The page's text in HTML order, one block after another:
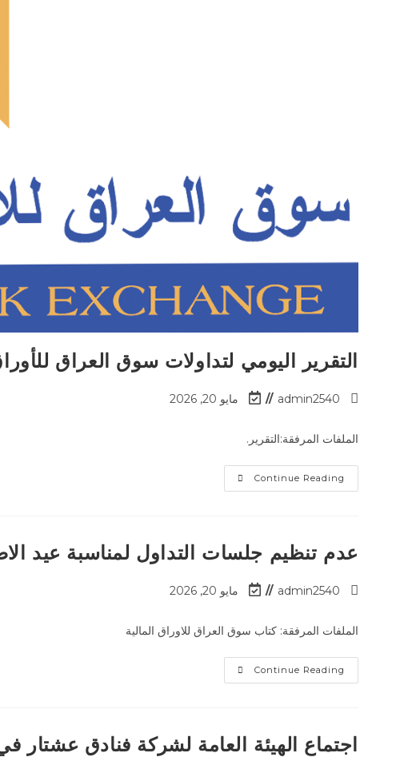
التقرير اليومي لتداولات سوق العراق للأوراق المالية
admin2540 مايو 20, 2026
الملفات المرفقة:التقرير.
Continue Reading
عدم تنظيم جلسات التداول لمناسبة عيد
admin2540 مايو 20, 2026
الملفات المرفقة: كتاب سوق العراق للاوراق المالية
Continue Reading
اجتماع الهيئة العامة لشركة فنادق عشتار في